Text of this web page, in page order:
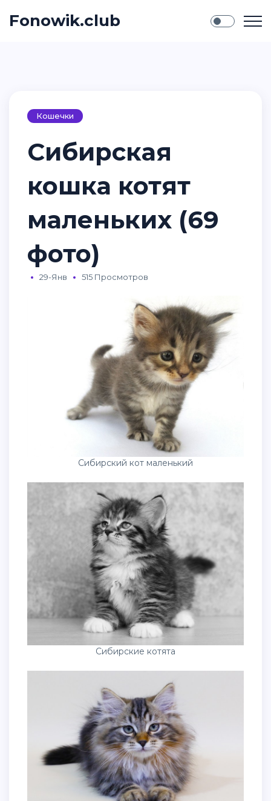
Fonowik.club
Кошечки
Сибирская
кошка котят
маленьких (69
фото)
29-Янв 515 Просмотров
Сибирский кот маленький
Сибирские котята